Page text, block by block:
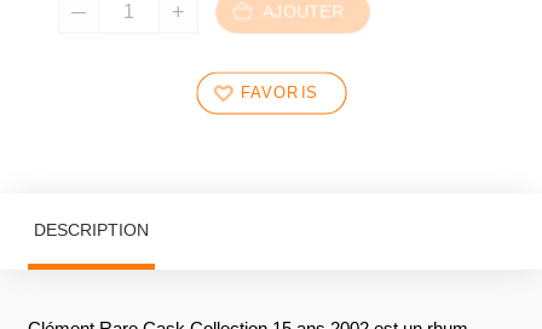
AJOUTER
FAVORIS
DESCRIPTION